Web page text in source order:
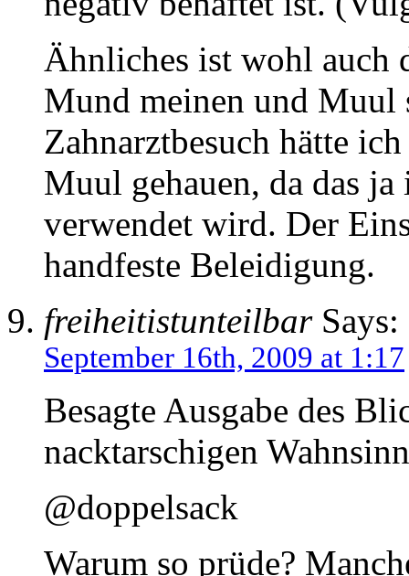
Ähnliches ist wohl auch
Mund meinen und Muul
Zahnarztbesuch hätte
Muul gehauen, da das
verwendet wird. Der
handfeste Beleidigung.
freiheitistunteilbarSays:
September 16th, 2009 at 1:17
Besagte Ausgabe des
nacktarschigen
@doppelsack
Warum so prüde?